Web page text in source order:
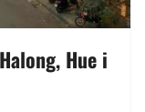
Hue i